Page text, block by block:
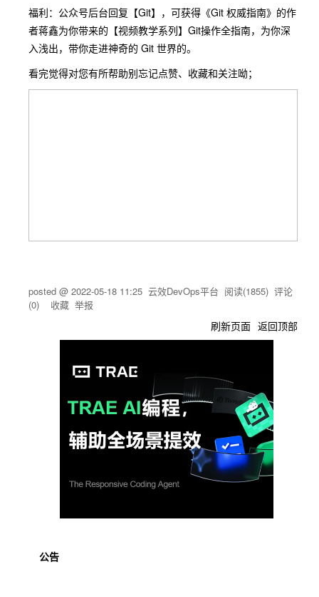
福利：公众号后台回复【Git】，可获得《Git 权威指南》的作
者蒋鑫为你带来的【视频教学系列】Git操作全指南，为你深
入浅出，带你走进神奇的 Git 世界的。
看完觉得对您有所帮助别忘记点赞、收藏和关注呦；
posted @ 2022-05-18 11:25 云效DevOps平台 阅读(1855) 评论
(0) 收藏 举报
刷新页面 返回顶部
公告